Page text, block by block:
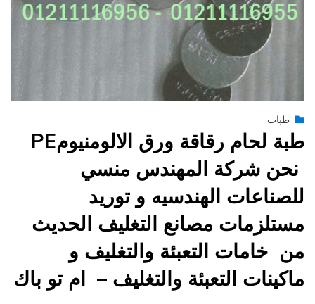
engmansyPosted
يونيو 28, 2015
طبات
طبة لحام رقاقة ورق الالومنيومPE
نحن شركة المهندس منسي
للصناعات الهندسيه و توريد
مستلزمات مصانع التغليف الحديث
من خامات التعبئة والتغليف و
ماكينات التعبئة والتغليف – ام تو باك